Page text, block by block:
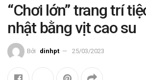
“Chơi lớn” trang trí
nhật bằng vịt cao su
Bởi dinhpt 25/03/2023